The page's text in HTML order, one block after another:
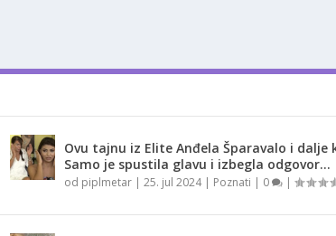
Ovu tajnu iz Elite Anđela Šparavalo i dalje
Samo je spustila glavu i izbegla odgovor…
od piplmetar| 25. jul 2024| Poznati | 0 |